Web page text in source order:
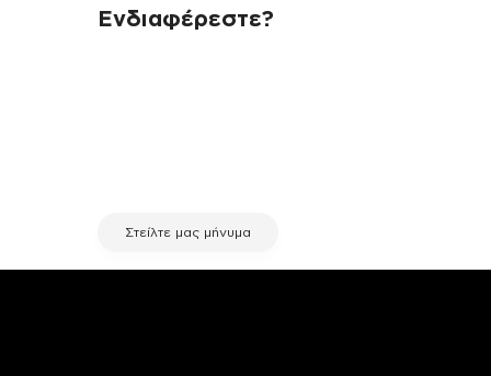
Ενδιαφέρεστε?
Στείλτε μας μήνυμα